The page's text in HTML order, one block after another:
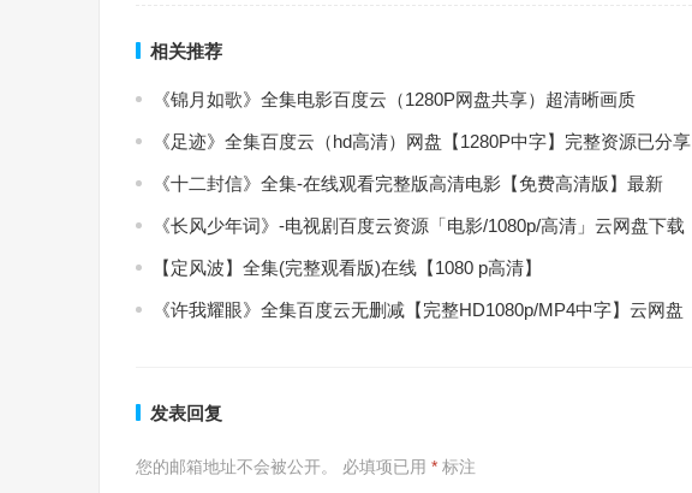
相关推荐
《锦月如歌》全集电影百度云（1280P网盘共享）超清晰画质
《足迹》全集百度云（hd高清）网盘【1280P中字】完整资源已分享
《十二封信》全集-在线观看完整版高清电影【免费高清版】最新
《长风少年词》-电视剧百度云资源「电影/1080p/高清」云网盘下载
【定风波】全集(完整观看版)在线【1080 p高清】
《许我耀眼》全集百度云无删减【完整HD1080p/MP4中字】云网盘
发表回复
您的邮箱地址不会被公开。 必填项已用 * 标注